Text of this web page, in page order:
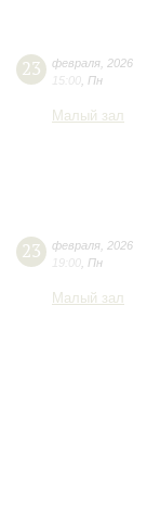
23 февраля 2026
15:00 Пн
Малый зал
23 февраля 2026
19:00 Пн
Малый зал